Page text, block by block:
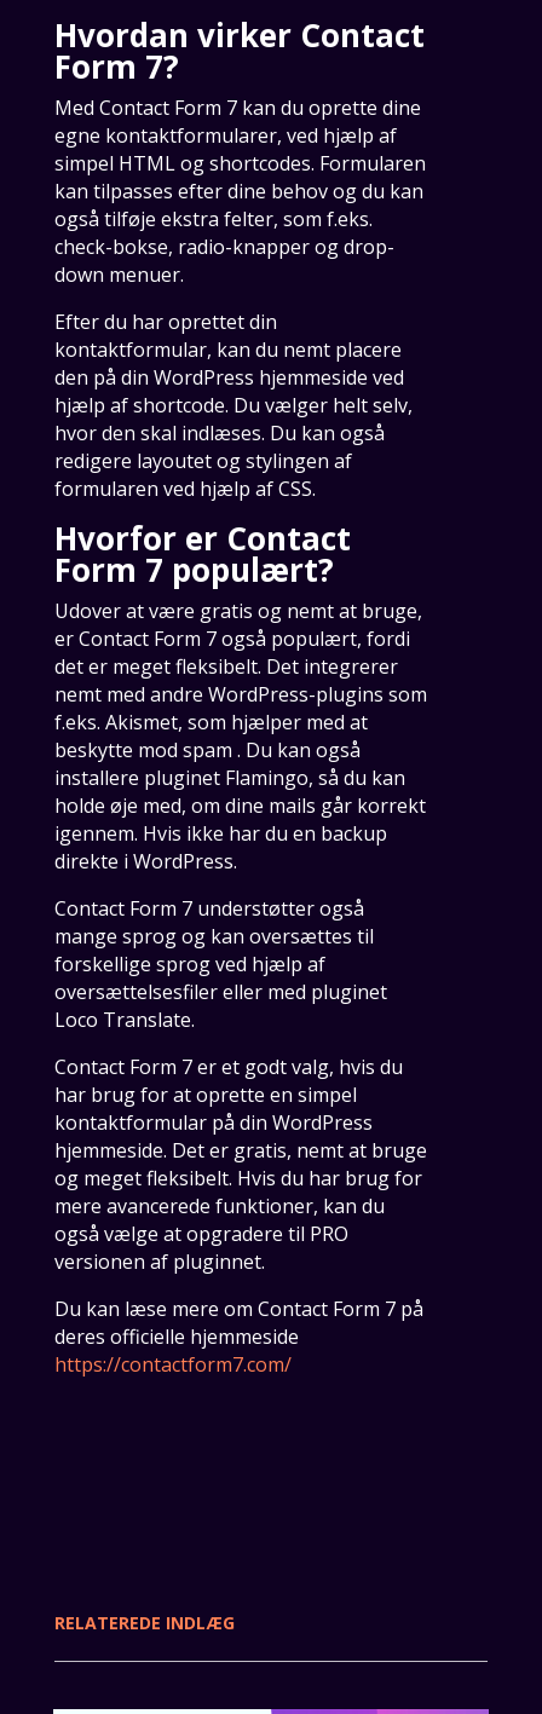
Hvordan virker Contact
Form 7?
Med Contact Form 7 kan du oprette dine
egne kontaktformularer, ved hjælp af
simpel HTML og shortcodes. Formularen
kan tilpasses efter dine behov og du kan
også tilføje ekstra felter, som f.eks.
check-bokse, radio-knapper og drop-
down menuer.
Efter du har oprettet din
kontaktformular, kan du nemt placere
den på din WordPress hjemmeside ved
hjælp af shortcode. Du vælger helt selv,
hvor den skal indlæses. Du kan også
redigere layoutet og stylingen af
formularen ved hjælp af CSS.
Hvorfor er Contact
Form 7 populært?
Udover at være gratis og nemt at bruge,
er Contact Form 7 også populært, fordi
det er meget fleksibelt. Det integrerer
nemt med andre WordPress-plugins som
f.eks. Akismet, som hjælper med at
beskytte mod spam . Du kan også
installere pluginet Flamingo, så du kan
holde øje med, om dine mails går korrekt
igennem. Hvis ikke har du en backup
direkte i WordPress.
Contact Form 7 understøtter også
mange sprog og kan oversættes til
forskellige sprog ved hjælp af
oversættelsesfiler eller med pluginet
Loco Translate.
Contact Form 7 er et godt valg, hvis du
har brug for at oprette en simpel
kontaktformular på din WordPress
hjemmeside. Det er gratis, nemt at bruge
og meget fleksibelt. Hvis du har brug for
mere avancerede funktioner, kan du
også vælge at opgradere til PRO
versionen af pluginnet.
Du kan læse mere om Contact Form 7 på
deres officielle hjemmeside
https://contactform7.com/
RELATEREDE INDLÆG